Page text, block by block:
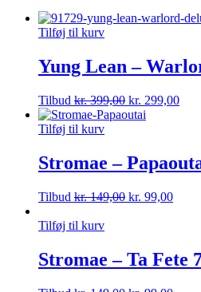
Tilføj til kurv
Yung Lean –
Tilbud kr.399,00 kr. 299,00
Tilføj til kurv
Stromae –
Tilbud kr.149,00 kr. 99,00
Tilføj til kurv
Stromae – Ta Fete